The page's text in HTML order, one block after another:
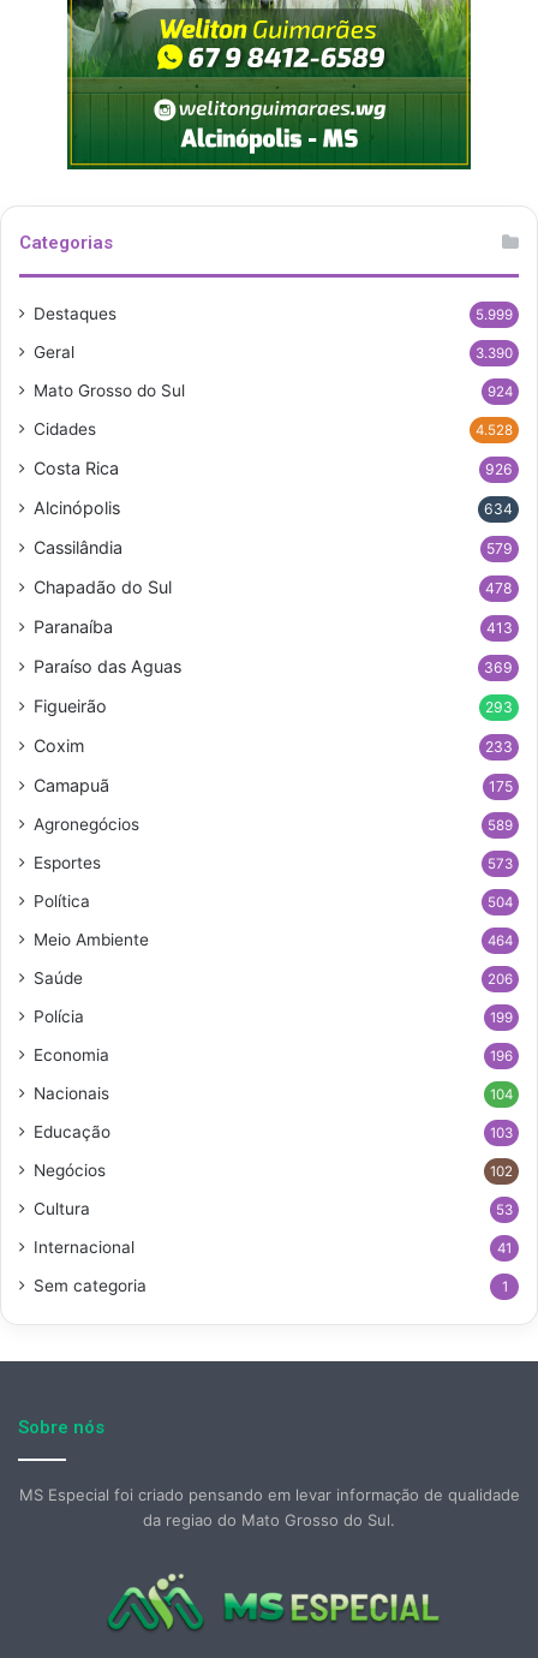
Categorias
Destaques 5.999
Geral 3.390
Mato Grosso do Sul 924
Cidades 4.528
Costa Rica 926
Alcinópolis 634
Cassilândia 579
Chapadão do Sul 478
Paranaíba 413
Paraíso das Aguas 369
Figueirão 293
Coxim 233
Camapuã 175
Agronegócios 589
Esportes 573
Política 504
Meio Ambiente 464
Saúde 206
Polícia 199
Economia 196
Nacionais 104
Educação 103
Negócios 102
Cultura 53
Internacional 41
Sem categoria 1
Sobre nós
MS Especial foi criado pensando em levar informação de qualidade
da regiao do Mato Grosso do Sul.